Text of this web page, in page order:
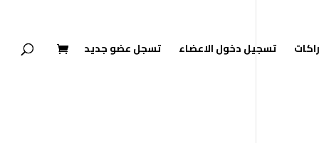
تسجيل دخول الاعضاء تسجل عضو جديد